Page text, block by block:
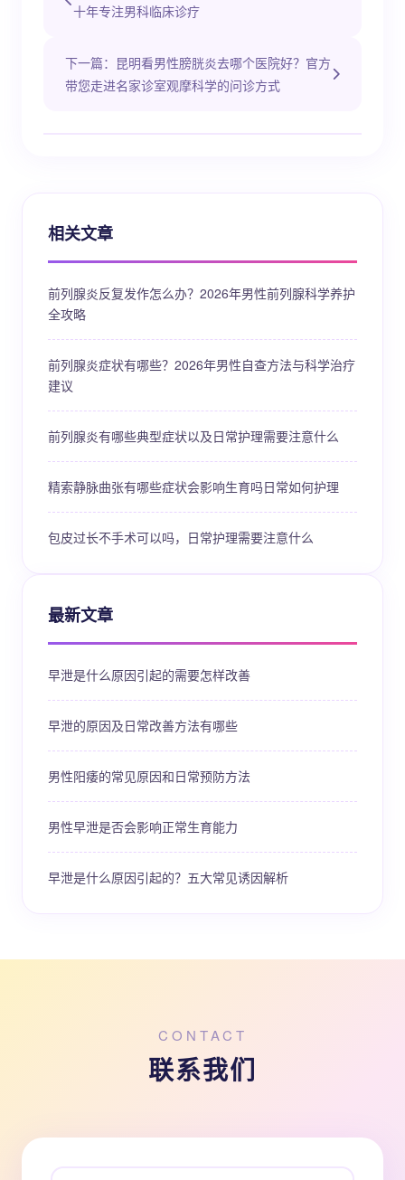
十年专注男科临床诊疗
下一篇：昆明看男性膀胱炎去哪个医院好？官方
带您走进名家诊室观摩科学的问诊方式
相关文章
前列腺炎反复发作怎么办？2026年男性前列腺科学养护
全攻略
前列腺炎症状有哪些？2026年男性自查方法与科学治疗
建议
前列腺炎有哪些典型症状以及日常护理需要注意什么
精索静脉曲张有哪些症状会影响生育吗日常如何护理
包皮过长不手术可以吗，日常护理需要注意什么
最新文章
早泄是什么原因引起的需要怎样改善
早泄的原因及日常改善方法有哪些
男性阳痿的常见原因和日常预防方法
男性早泄是否会影响正常生育能力
早泄是什么原因引起的？五大常见诱因解析
CONTACT
联系我们